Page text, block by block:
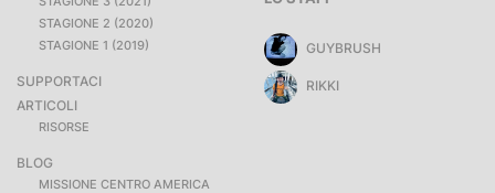
STAGIONE 2 (2020)
STAGIONE 1 (2019)
SUPPORTACI
ARTICOLI
RISORSE
BLOG
MISSIONE CENTRO AMERICA
GUYBRUSH
RIKKI